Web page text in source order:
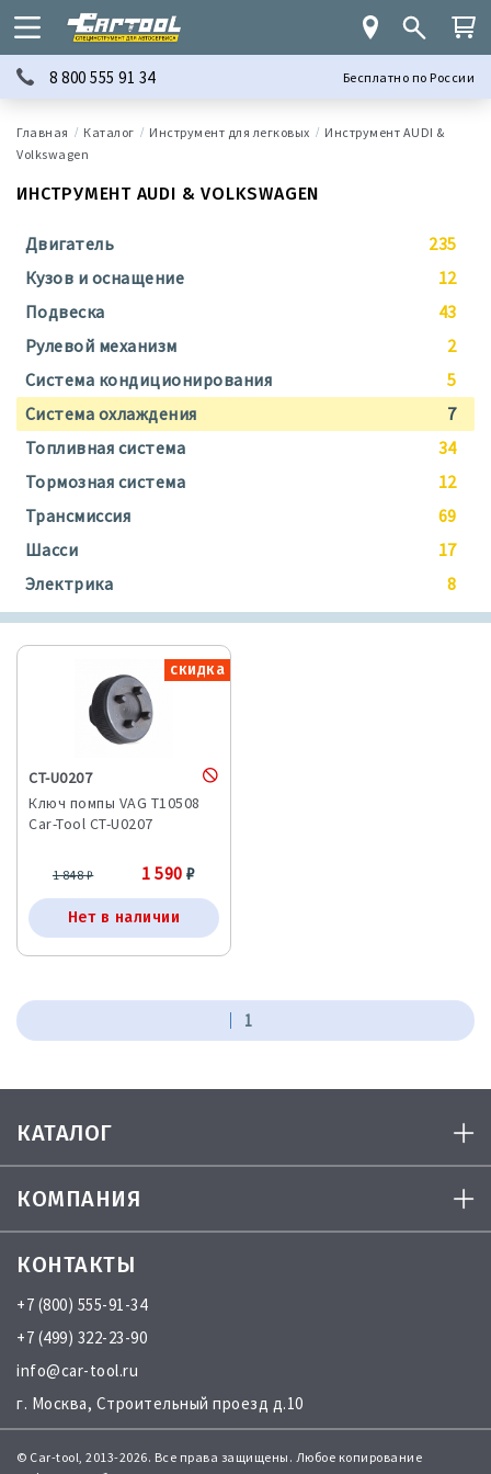
8 800 555 91 34 Бесплатно по России
Каталог Инструмент для легковых
Инструмент AUDI &
Volkswagen
ИНСТРУМЕНТ AUDI & VOLKSWAGEN
Двигатель
235
Кузов и оснащение
12
Подвеска
43
Рулевой механизм
2
Система кондиционирования
5
Система охлаждения
7
Топливная система
34
Тормозная система
12
Трансмиссия
69
Шасси
17
Электрика
8
скидка
CT-U0207
Ключ помпы VAG T10508
Car-Tool CT-U0207
1 848₽ 1 590₽
Нет в наличии
1
КАТАЛОГ
КОМПАНИЯ
КОНТАКТЫ
+7 (800) 555-91-34
+7 (499) 322-23-90
info@car-tool.ru
г. Москва, Строительный проезд д.10
© Car-tool, 2013-2026. Все права защищены. Любое копирование